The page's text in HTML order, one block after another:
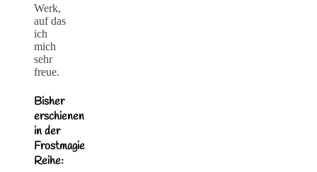
Werk,
auf das
ich
mich
sehr
freue.
Bisher
erschienen
in der
Frostmagie
Reihe: